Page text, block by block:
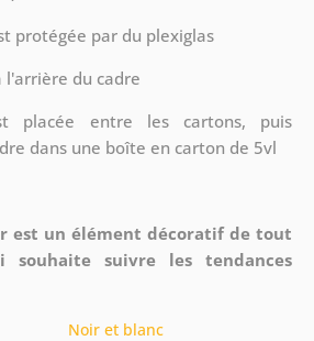
protégée par du plexiglas
l'arrière du cadre
placée entre les cartons, puis
dans une boîte en carton de 5vl
est un élément décoratif de tout
souhaite suivre les tendances
Noir et blanc